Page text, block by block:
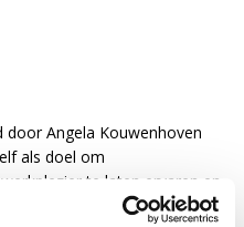
Angela Kouwenhoven
als doel om
te laten ervaren en
door te trainen op